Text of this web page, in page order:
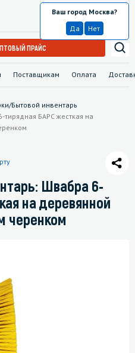
Поставщикам Оплата
Москва
Ваш город Москва?
Да
Нет
ПРАЙС
/Бытовой инвентарь
БАРС жесткая на
Швабра 6-
на деревянной
черенком